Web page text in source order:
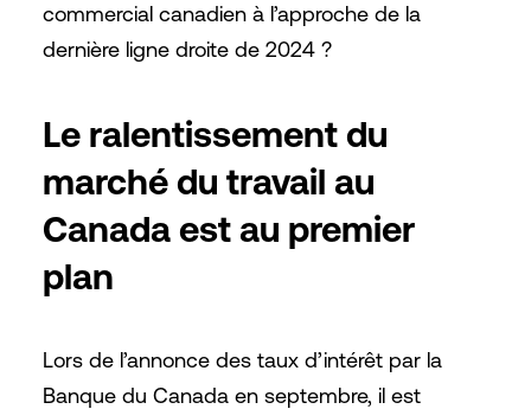
commercial canadien à l’approche de la
dernière ligne droite de 2024 ?
Le ralentissement du
marché du travail au
Canada est au premier
plan
Lors de l’annonce des taux d’intérêt par la
Banque du Canada en septembre, il est